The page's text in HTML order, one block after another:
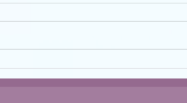
הסדרה שלנו על ערך עצמי. אני מקווה
ומאפשרת לתובנות שלך לחלחל ליום